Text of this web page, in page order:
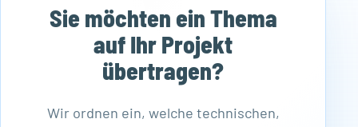
Sie möchten ein Thema
auf Ihr Projekt
übertragen?
Wir ordnen ein, welche technischen,